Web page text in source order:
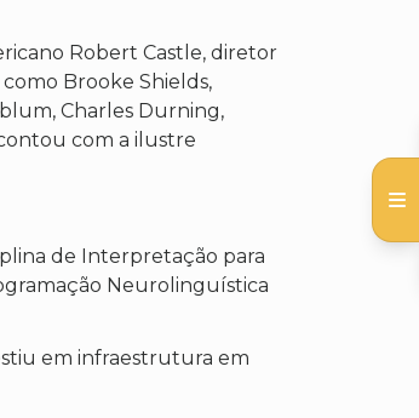
Robert Castle, diretor
Brooke Shields,
Charles Durning,
com a ilustre
de Interpretação para
Neurolinguística
em infraestrutura em